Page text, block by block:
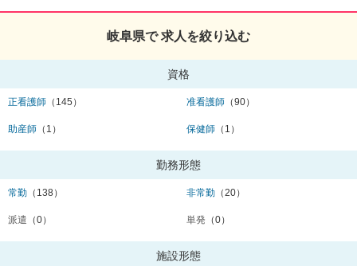
岐阜県で 求人を絞り込む
資格
正看護師 （145） 准看護師 （90）
助産師 （1） 保健師 （1）
勤務形態
常勤 （138） 非常勤 （20）
派遣 （0） 単発 （0）
施設形態